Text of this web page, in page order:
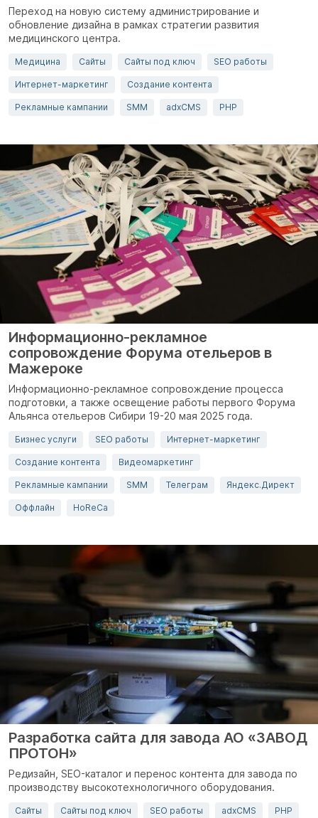
Переход на новую систему администрирование и
обновление дизайна в рамках стратегии развития
медицинского центра.
Медицина Сайты Сайты под ключ SEO работы
Интернет-маркетинг Создание контента
Рекламные кампании SMM adxCMS PHP
Информационно-рекламное
сопровождение Форума отельеров в
Мажероке
Информационно-рекламное сопровождение процесса
подготовки, а также освещение работы первого Форума
Альянса отельеров Сибири 19-20 мая 2025 года.
Бизнес услуги SEO работы Интернет-маркетинг
Создание контента Видеомаркетинг
Рекламные кампании SMM Телеграм Яндекс.Директ
Оффлайн HoReCa
Разработка сайта для завода АО «ЗАВОД
ПРОТОН»
Редизайн, SEO-каталог и перенос контента для завода по
производству высокотехнологичного оборудования.
Сайты Сайты под ключ SEO работы adxCMS PHP